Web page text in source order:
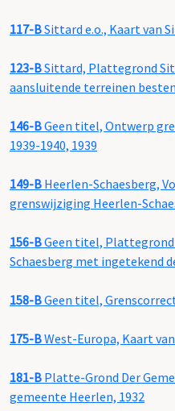
117-BSittard e.o., Kaart van
123-BSittard, Plattegrond
aansluitende terreinen
146-BGeen titel, Ontwerp
1939-1940, 1939
149-B Heerlen-Schaesberg,
grenswijziging Heerlen-
156-BGeen titel, Plattegrond
Schaesberg met ingetekend
158-BGeen titel,
175-BWest-Europa, Kaart
181-B Platte-Grond Der
gemeente Heerlen, 1932